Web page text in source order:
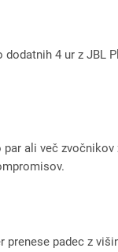
4 ur z JBL
ali več
prenese padec z